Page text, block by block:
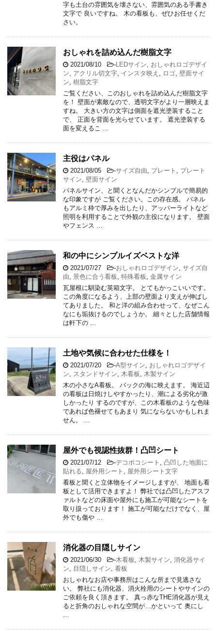
字も土台の雰囲気を壊さない、雰囲気のある手書き
文字で 良いですね。 木の看板も、ぜひお任せくだ
さい。
おしゃれを詰め込んだ樹脂文字
2021/08/10 - LEDサイン
おしゃれロゴデザイ
ン
アクリル切文字 インスタ映え ロゴ 壁面サイ
ン 樹脂文字
ご覧ください、このおしゃれを詰め込んだ樹脂文字
を！ 壁面が素敵なので、透明文字がより一層映えま
すね。 大きい方の文字は側面を遮光塗装すること
で、 正面を背面を光らせています。 遮光塗装する
面を変えるこ …
主役はパネル
2021/08/05 -サイズ自由 プレート
プレート
サイン 壁面サイン
パネルサイン、と聞くとなんだかシンプルで簡易的
な印象ですが ご覧ください。この存在感。 パネル
もアルミ枠で厚みを出したり、アッパーライトなど
照明を利用することで外観の主役になります。 壁面
やフェンス …
和の中にシンプルイズベストな洋
2021/07/27 -おしゃれロゴデザイン サイズ自
由 景色に合う看板 特殊看板 金属サイン
瓦屋根に馴染む英箱文字。 とてもかっこいいです。
この角度になるよう、上部の壁面より支えが伸ばし
てありました。 和と洋の組み合わせって、なぜこん
なにも垢抜けるのでしょうか。 細々とした店舗情報
は軒下の …
土地や気候に合わせた仕様を！
2021/07/20 -A型サイン
おしゃれロゴデザイ
ン
スタンドサイン 木看板
木製サイン
木の小さなA看板。 バックの海に映えます。 海近辺
の看板は日焼けしやすかったり、潮による劣化が激
しかったり するのですが、この木看板のような色味
であれば色褪せてもあまり 気にならないかもしれま
せん。 …
屋外でも視認性抜群！凸凹シート
2021/07/12 -デコボコシート
凸凹した地面に
貼れる
屋外用シート
屋外用シート文字
看板と聞くと立体物をイメージしますが、 地面も看
板として活用できますよ！ 弊社では凸凹したアスフ
ァルトなどの床面や屋外にも施工が可能なシートを
取り扱っております！ 施工が可能なだけでなく、屋
外でも傷や …
消化器の目隠しサイン
2021/06/30 -木看板 木製サイン 消化器サイ
ン
目隠しサイン 看板
おしゃれなお店や事務所はこんな所まで見逃さな
い。 弊社にも消化器、消火栓用のシートやサインの
ご依頼を良く頂きます。 真っ赤なTHE消化器が見え
ると折角のおしゃれな空間が…かといって 奥にし